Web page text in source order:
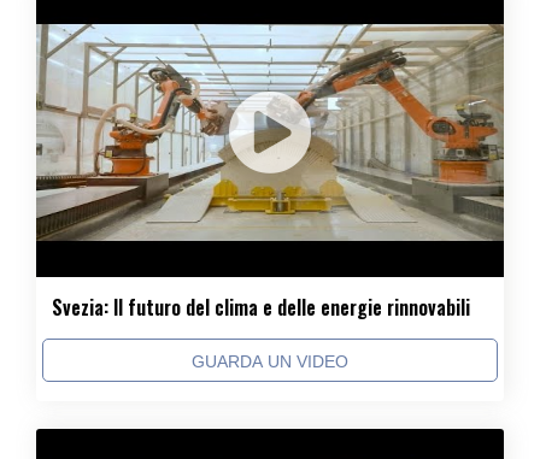
Svezia: Il futuro del clima e delle energie rinnovabili
GUARDA UN VIDEO